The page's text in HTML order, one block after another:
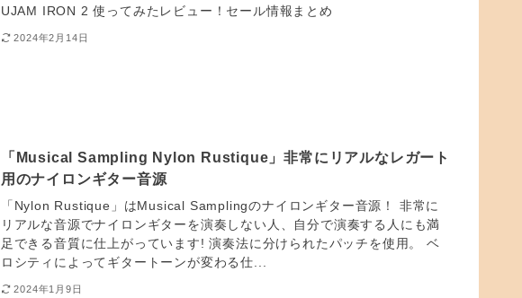
UJAM IRON 2 使ってみたレビュー！セール情報まとめ
2024年2月14日
「Musical Sampling Nylon Rustique」非常にリアルなレガート
用のナイロンギター音源
「Nylon Rustique」はMusical Samplingのナイロンギター音源！ 非常に
リアルな音源でナイロンギターを演奏しない人、自分で演奏する人にも満
足できる音質に仕上がっています! 演奏法に分けられたパッチを使用。 ベ
ロシティによってギタートーンが変わる仕...
2024年1月9日